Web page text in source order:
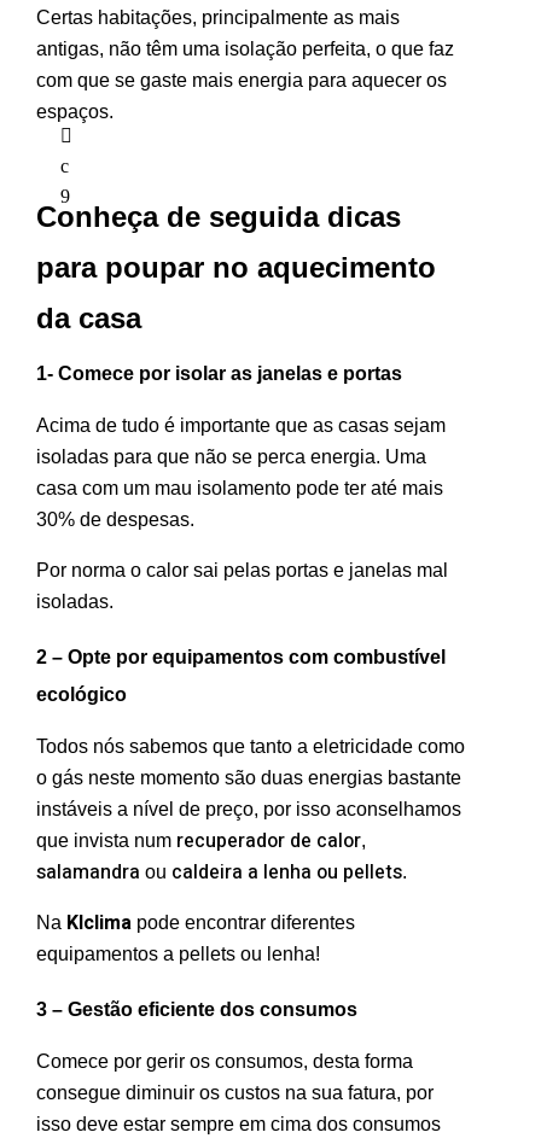
Certas habitações, principalmente as mais
antigas, não têm uma isolação perfeita, o que faz
com que se gaste mais energia para aquecer os
espaços.
Conheça de seguida dicas
para poupar no aquecimento
da casa
1- Comece por isolar as janelas e portas
Acima de tudo é importante que as casas sejam
isoladas para que não se perca energia. Uma
casa com um mau isolamento pode ter até mais
30% de despesas.
Por norma o calor sai pelas portas e janelas mal
isoladas.
2 – Opte por equipamentos com combustível
ecológico
Todos nós sabemos que tanto a eletricidade como
o gás neste momento são duas energias bastante
instáveis a nível de preço, por isso aconselhamos
que invista num recuperador de calor,
salamandra ou caldeira a lenha ou pellets.
Na Klclima pode encontrar diferentes
equipamentos a pellets ou lenha!
3 – Gestão eficiente dos consumos
Comece por gerir os consumos, desta forma
consegue diminuir os custos na sua fatura, por
isso deve estar sempre em cima dos consumos